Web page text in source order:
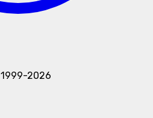
1999-2026